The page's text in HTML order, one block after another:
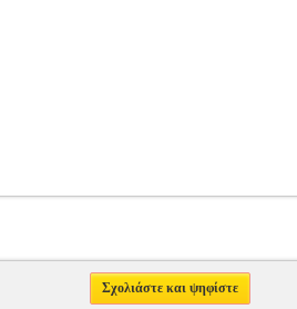
Σχολιάστε και ψηφίστε